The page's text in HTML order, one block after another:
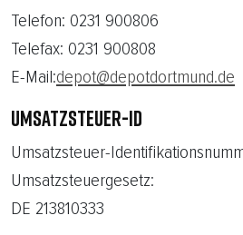
Telefon: 0231 900806
Telefax: 0231 900808
E-Mail:depot@depotdortmund.de
UMSATZSTEUER-ID
Umsatzsteuer-
Umsatzsteuergesetz:
DE 213810333